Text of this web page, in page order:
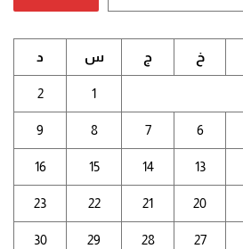
خ ج س د
1
2
6
7
8
9
13
14
15
16
20
21
22
23
27
28
29
30